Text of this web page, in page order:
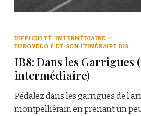
DIFFICULTÉ: INTERMÉDIAIRE
EUROVELO 8 ET SON ITINÉRAIRE BIS
IB8: Dans les Garrigues
intermédiaire)
Pédalez dans les garrigues de
montpelliérain en prenant un